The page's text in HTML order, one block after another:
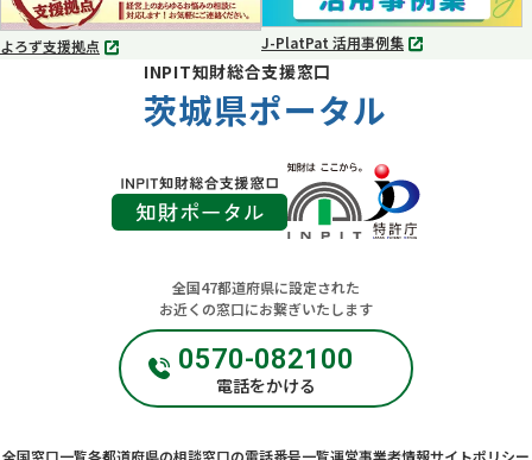
く
よろず支援拠点
別
J-PlatPat 活用事例集
別
INPIT知財総合支援窓口
茨城県ポータル
全国47都道府県に設定された
お近くの窓口にお繋ぎいたします
0570-082100
電話をかける